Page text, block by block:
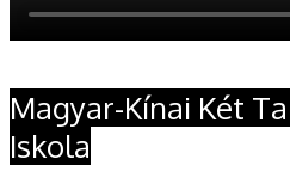
Magyar-Kínai Két
Iskola